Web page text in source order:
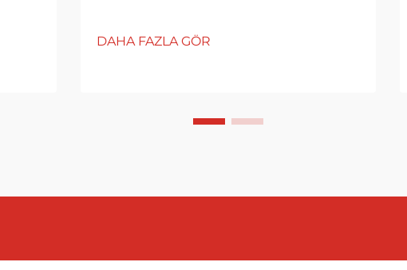
DAHA FAZLA GÖR